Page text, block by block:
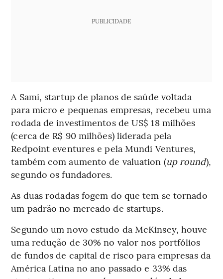
PUBLICIDADE
A Sami, startup de planos de saúde voltada
para micro e pequenas empresas, recebeu uma
rodada de investimentos de US$ 18 milhões
(cerca de R$ 90 milhões) liderada pela
Redpoint eventures e pela Mundi Ventures,
também com aumento de valuation (up round),
segundo os fundadores.
As duas rodadas fogem do que tem se tornado
um padrão no mercado de startups.
Segundo um novo estudo da McKinsey, houve
uma redução de 30% no valor nos portfólios
de fundos de capital de risco para empresas da
América Latina no ano passado e 33% das